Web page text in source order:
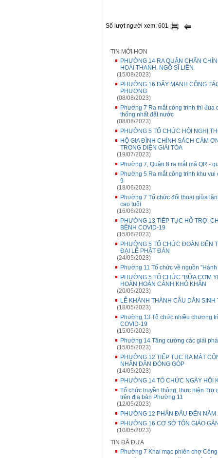
Số lượt người xem: 601
TIN MỚI HƠN
PHƯỜNG 14 RA QUÂN CHẤN
HOÀI THANH, NGÔ SĨ LIÊN
(15/08/2023)
PHƯỜNG 16 ĐẨY MẠNH CÔNG
PHƯƠNG
(08/08/2023)
Phường 7 Ra mắt công trình thi
thống nhất đất nước
(08/08/2023)
PHƯỜNG 5 TỔ CHỨC HỘI NGHỊ
HỘ GIA ĐÌNH CHÍNH SÁCH CẢM
TRONG DIỆN GIẢI TỎA
(19/07/2023)
Phường 7, Quận 8 ra mắt mã QR -
Phường 5 Ra mắt công trình khu
9
(18/06/2023)
Phường 7 Tổ chức đối thoại giữa
cao tuổi
(16/06/2023)
PHƯỜNG 13 TIẾP TỤC HỖ TRỢ,
BỆNH COVID-19
(15/06/2023)
PHƯỜNG 5 TỔ CHỨC ĐOÀN ĐẾN
ĐẠI LỄ PHẬT ĐẢN
(24/05/2023)
Phường 11 Tổ chức về nguồn
PHƯỜNG 5 TỔ CHỨC “BỮA CƠM
HOÀN HOÀN CẢNH KHÓ KHĂN
(20/05/2023)
LỄ KHÁNH THÀNH CẦU DÂN
(18/05/2023)
Phường 13 Tổ chức nhiều chương
COVID-19
(15/05/2023)
Phường 14 Tăng cường các giải
(15/05/2023)
PHƯỜNG 12 TIẾP TỤC RA MẮT
NHÂN DÂN ĐÓNG GÓP
(14/05/2023)
PHƯỜNG 14 TỔ CHỨC NGÀY HỘI
Tổ chức truyền thông, thực hiện
trên địa bàn Phường 11
(12/05/2023)
PHƯỜNG 12 PHẤN ĐẤU ĐẾN NĂM
PHƯỜNG 16 CƠ SỞ TÔN GIÁO
(10/05/2023)
TIN ĐÃ ĐƯA
Phường 7 Khai mạc phiên chợ